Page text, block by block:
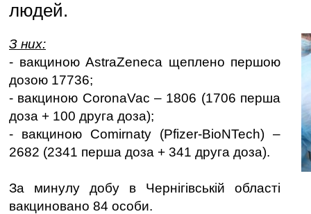
людей.
З них:
- вакциною AstraZeneca щеплено першою
дозою 17736;
- вакциною CoronaVac – 1806 (1706 перша
доза + 100 друга доза);
- вакциною Comirnaty (Pfizer-BioNTech) –
2682 (2341 перша доза + 341 друга доза).
За минулу добу в Чернігівській області
вакциновано 84 особи.